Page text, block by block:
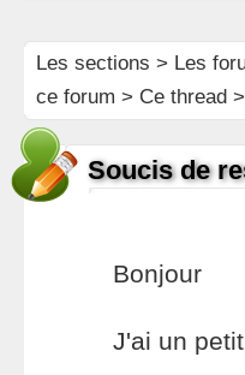
Les sections > Les
ce forum > Ce thread >
Soucis de
Bonjour
J'ai un